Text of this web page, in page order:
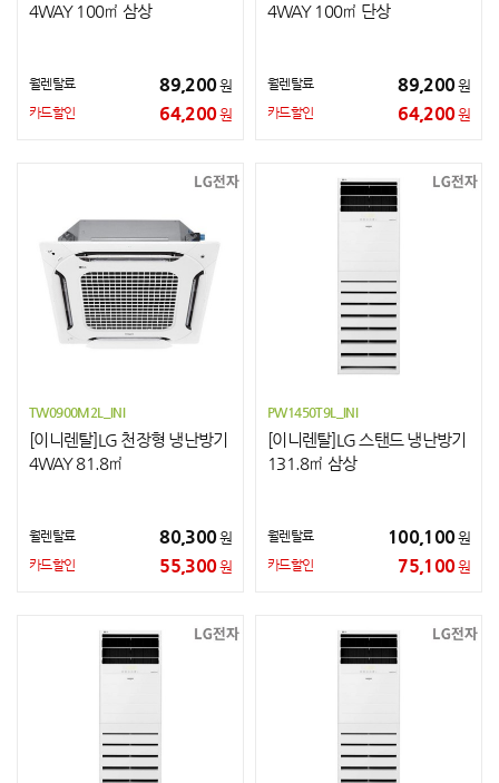
4WAY 100㎡ 삼상
월렌탈료 89,200원
카드할인 64,200원
4WAY 100㎡ 단상
월렌탈료 89,200원
카드할인 64,200원
TW0900M2L_INI
[이니렌탈]LG 천장형 냉난방기
4WAY 81.8㎡
월렌탈료 80,300원
카드할인 55,300원
PW1450T9L_INI
[이니렌탈]LG 스탠드 냉난방기
131.8㎡ 삼상
월렌탈료 100,100원
카드할인 75,100원